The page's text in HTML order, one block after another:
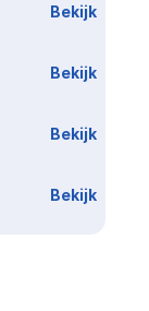
Bekijk
Bekijk
Bekijk
Bekijk